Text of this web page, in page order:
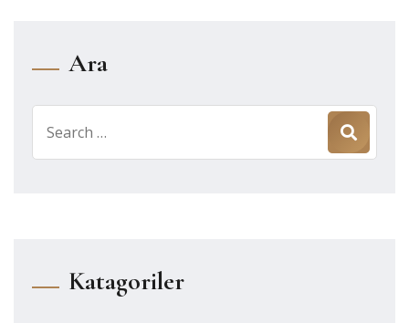
Ara
for:
Katagoriler